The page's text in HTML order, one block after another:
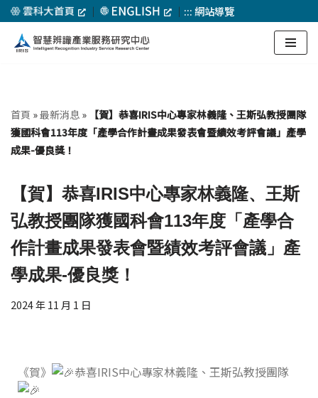
Skip
to
｜ ｜ :::網站導覽
首頁 »最新消息 » 【賀】恭喜IRIS中心專家林義隆、王斯弘教授團隊
獲國科會113年度「產學合作計畫成果發表會暨績效考評會議」產學
成果-優良獎！
【賀】恭喜IRIS中心專家林義隆、王斯
弘教授團隊獲國科會113年度「產學合
作計畫成果發表會暨績效考評會議」產
學成果-優良獎！
2024 年 11 月 1 日
《賀》 恭喜IRIS中心專家林義隆、王斯弘教授團隊